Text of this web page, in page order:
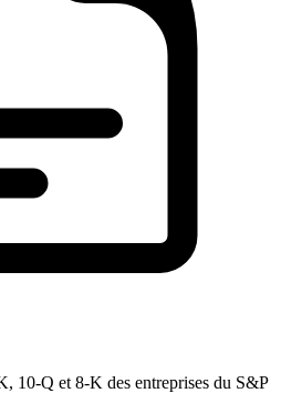
10-Q et 8-K des entreprises du S&P